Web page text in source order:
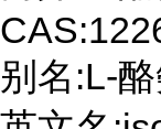
别名:L-